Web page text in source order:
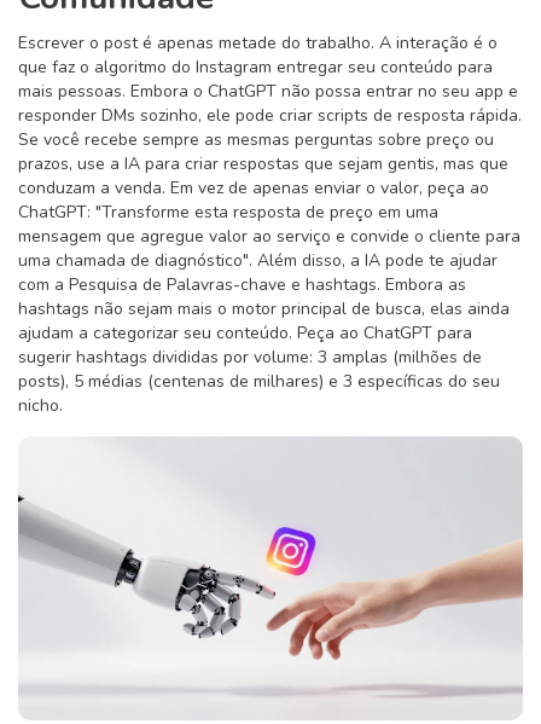
Escrever o post é apenas metade do trabalho. A interação é o
que faz o algoritmo do Instagram entregar seu conteúdo para
mais pessoas. Embora o ChatGPT não possa entrar no seu app e
responder DMs sozinho, ele pode criar scripts de resposta rápida.
Se você recebe sempre as mesmas perguntas sobre preço ou
prazos, use a IA para criar respostas que sejam gentis, mas que
conduzam a venda. Em vez de apenas enviar o valor, peça ao
ChatGPT: "Transforme esta resposta de preço em uma
mensagem que agregue valor ao serviço e convide o cliente para
uma chamada de diagnóstico". Além disso, a IA pode te ajudar
com a Pesquisa de Palavras-chave e hashtags. Embora as
hashtags não sejam mais o motor principal de busca, elas ainda
ajudam a categorizar seu conteúdo. Peça ao ChatGPT para
sugerir hashtags divididas por volume: 3 amplas (milhões de
posts), 5 médias (centenas de milhares) e 3 específicas do seu
nicho.